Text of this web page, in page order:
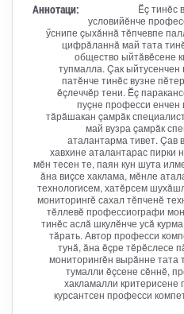
Аннотаци:
Ĕç тинĕс
условийĕнче
ӳснипе çыхăннă тĕпчевпе
цифрăланнă май тата
общество ыйтăвĕсене
тупмалла. Çак
патĕнче тинĕс вузне
ĕçлеччĕр тени. Ĕç
пуçне професси
тăрăшакан çамрăк
май вузра çамрăк
аталантарма тивет. Çав
хавхине аталантарас пирки
мĕн тесен те, паян кун шута
ăна виçсе хаклама, мĕнле
технологисем, хатĕрсем
мониторингĕ сахал тĕпченĕ
тĕллевĕ профессиографи
тинĕс аслă шкулĕнче усă
тăрать. Автор професси
тунă, ăна ĕçре тĕрĕслесе
мониторингĕн вырăнне тата
тумалли ĕçсене сĕннĕ,
хакламалли
курсантсен професси